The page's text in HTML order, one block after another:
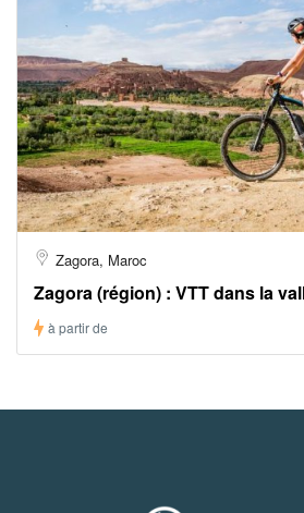
Zagora, Maroc
Zagora (région) : VTT dans la
à partir de